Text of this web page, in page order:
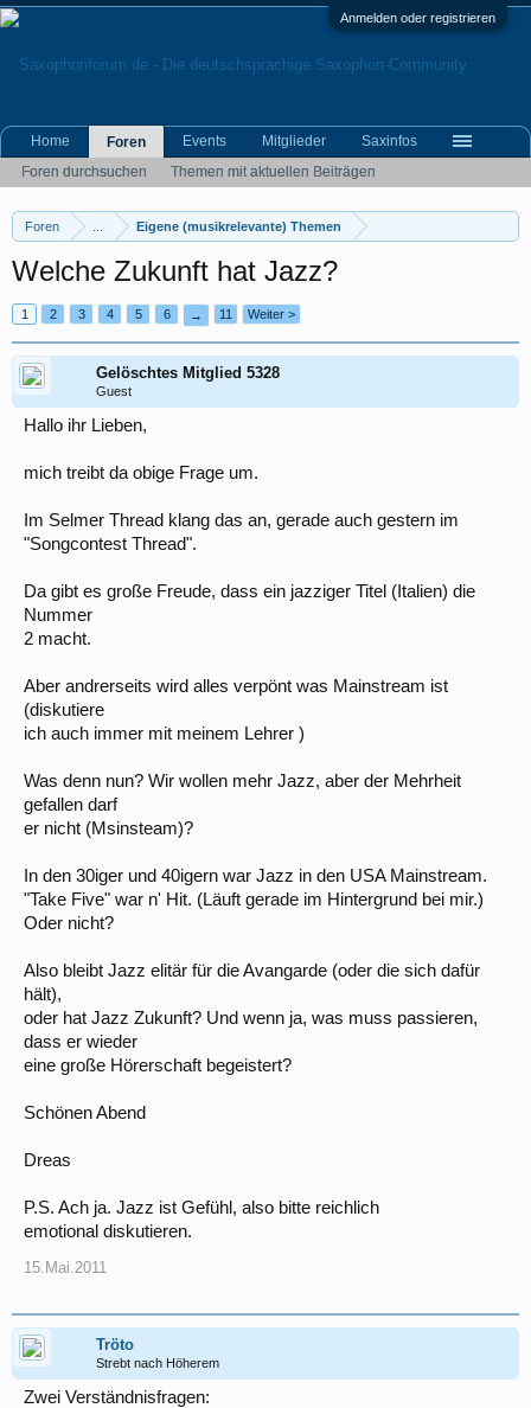
Anmelden oder registrieren
Foren Eigene (musikrelevante) Themen
Welche Zukunft hat Jazz?
1 2 3 4 5 6 → 11 Weiter >
Gelöschtes Mitglied 5328
Guest
Hallo ihr Lieben,
mich treibt da obige Frage um.
Im Selmer Thread klang das an, gerade auch gestern im
"Songcontest Thread".
Da gibt es große Freude, dass ein jazziger Titel (Italien) die
Nummer
2 macht.
Aber andrerseits wird alles verpönt was Mainstream ist
(diskutiere
ich auch immer mit meinem Lehrer )
Was denn nun? Wir wollen mehr Jazz, aber der Mehrheit
gefallen darf
er nicht (Msinsteam)?
In den 30iger und 40igern war Jazz in den USA Mainstream.
"Take Five" war n' Hit. (Läuft gerade im Hintergrund bei mir.)
Oder nicht?
Also bleibt Jazz elitär für die Avangarde (oder die sich dafür
hält),
oder hat Jazz Zukunft? Und wenn ja, was muss passieren,
dass er wieder
eine große Hörerschaft begeistert?
Schönen Abend
Dreas
P.S. Ach ja. Jazz ist Gefühl, also bitte reichlich
emotional diskutieren.
15.Mai.2011
Tröto
Strebt nach Höherem
Zwei Verständnisfragen:
Home
Foren
Foren durchsuchen
Themen mit aktuellen Beiträgen
Events Mitglieder Saxinfos